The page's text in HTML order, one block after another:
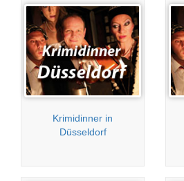
Krimidinner in
Düsseldorf